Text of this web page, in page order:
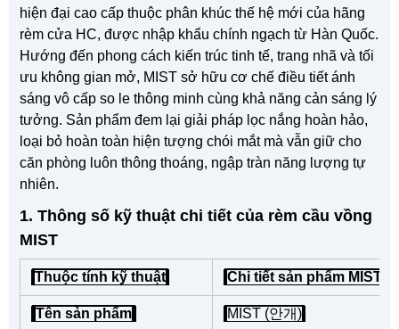
hiện đại cao cấp thuộc phân khúc thế hệ mới của hãng
rèm cửa HC, được nhập khẩu chính ngạch từ Hàn Quốc.
Hướng đến phong cách kiến trúc tinh tế, trang nhã và tối
ưu không gian mở, MIST sở hữu cơ chế điều tiết ánh
sáng vô cấp so le thông minh cùng khả năng cản sáng lý
tưởng. Sản phẩm đem lại giải pháp lọc nắng hoàn hảo,
loại bỏ hoàn toàn hiện tượng chói mắt mà vẫn giữ cho
căn phòng luôn thông thoáng, ngập tràn năng lượng tự
nhiên.
1. Thông số kỹ thuật chi tiết của rèm cầu vồng
MIST
Thuộc tính kỹ thuật Chi tiết sản phẩm MIST (
Tên sản phẩm MIST (안개)